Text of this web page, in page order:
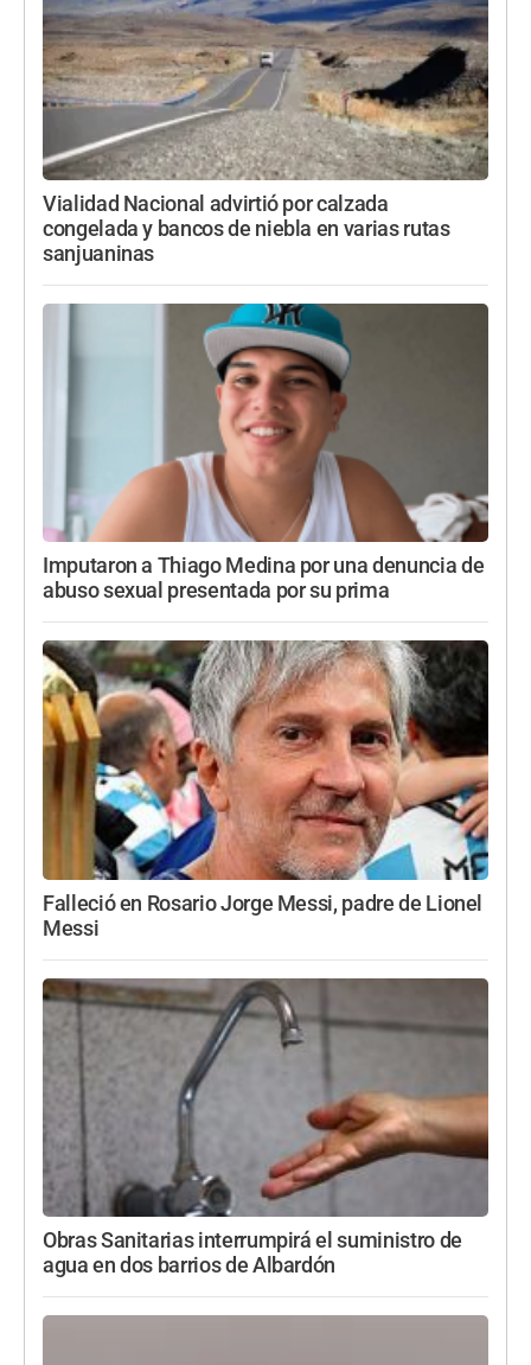
Vialidad Nacional advirtió por calzada
congelada y bancos de niebla en varias rutas
sanjuaninas
Imputaron a Thiago Medina por una denuncia de
abuso sexual presentada por su prima
Falleció en Rosario Jorge Messi, padre de Lionel
Messi
Obras Sanitarias interrumpirá el suministro de
agua en dos barrios de Albardón